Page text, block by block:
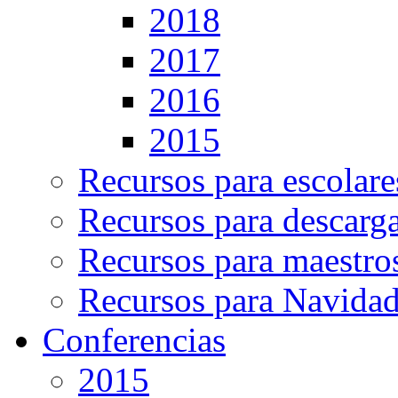
2018
2017
2016
2015
Recursos para
Recursos para
Recursos para
Recursos para
Conferencias
2015